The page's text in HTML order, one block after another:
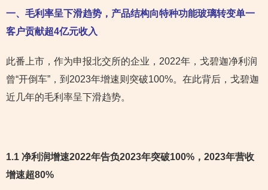
一、毛利率呈下滑趋势，产品结构向特种功能玻璃转变单一
客户贡献超4亿元收入
此番上市，作为申报北交所的企业，2022年，戈碧迦净利润
曾“开倒车”，到2023年增速则突破100%。在此背后，戈碧迦
近几年的毛利率呈下滑趋势。
1.1 净利润增速2022年告负2023年突破100%，2023年营收
增速超80%